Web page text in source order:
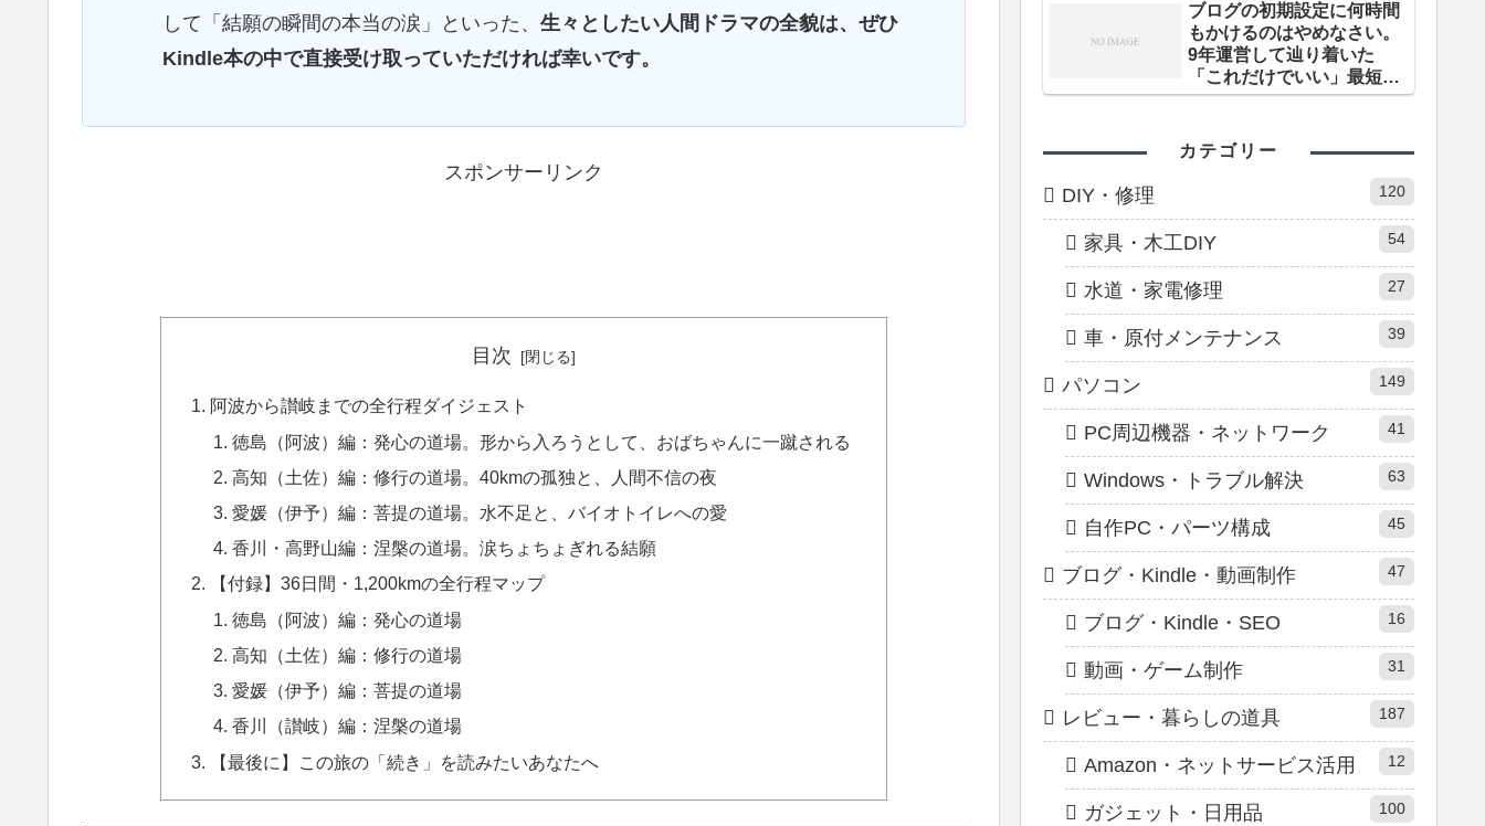
して「結願の瞬間の本当の涙」といった、 生々としたい人間ドラマの全貌は、ぜひ
Kindle本の中で直接受け取っていただければ幸いです。
スポンサーリンク
目次
阿波から讃岐までの全行程ダイジェスト
徳島（阿波）編：発心の道場。形から入ろうとして、おばちゃんに一蹴される
高知（土佐）編：修行の道場。40kmの孤独と、人間不信の夜
愛媛（伊予）編：菩提の道場。水不足と、バイオトイレへの愛
香川・高野山編：涅槃の道場。涙ちょちょぎれる結願
【付録】36日間・1,200kmの全行程マップ
徳島（阿波）編：発心の道場
高知（土佐）編：修行の道場
愛媛（伊予）編：菩提の道場
香川（讃岐）編：涅槃の道場
【最後に】この旅の「続き」を読みたいあなたへ
ブログの初期設定に何時間
もかけるのはやめなさい。
9年運営して辿り着いた
「これだけでいい」最短ル
ート
カテゴリー
DIY・修理 120
家具・木工DIY 54
水道・家電修理 27
車・原付メンテナンス 39
パソコン 149
PC周辺機器・ネットワーク 41
Windows・トラブル解決 63
自作PC・パーツ構成 45
ブログ・Kindle・動画制作 47
ブログ・Kindle・SEO 16
動画・ゲーム制作 31
レビュー・暮らしの道具 187
Amazon・ネットサービス活用 12
ガジェット・日用品 100